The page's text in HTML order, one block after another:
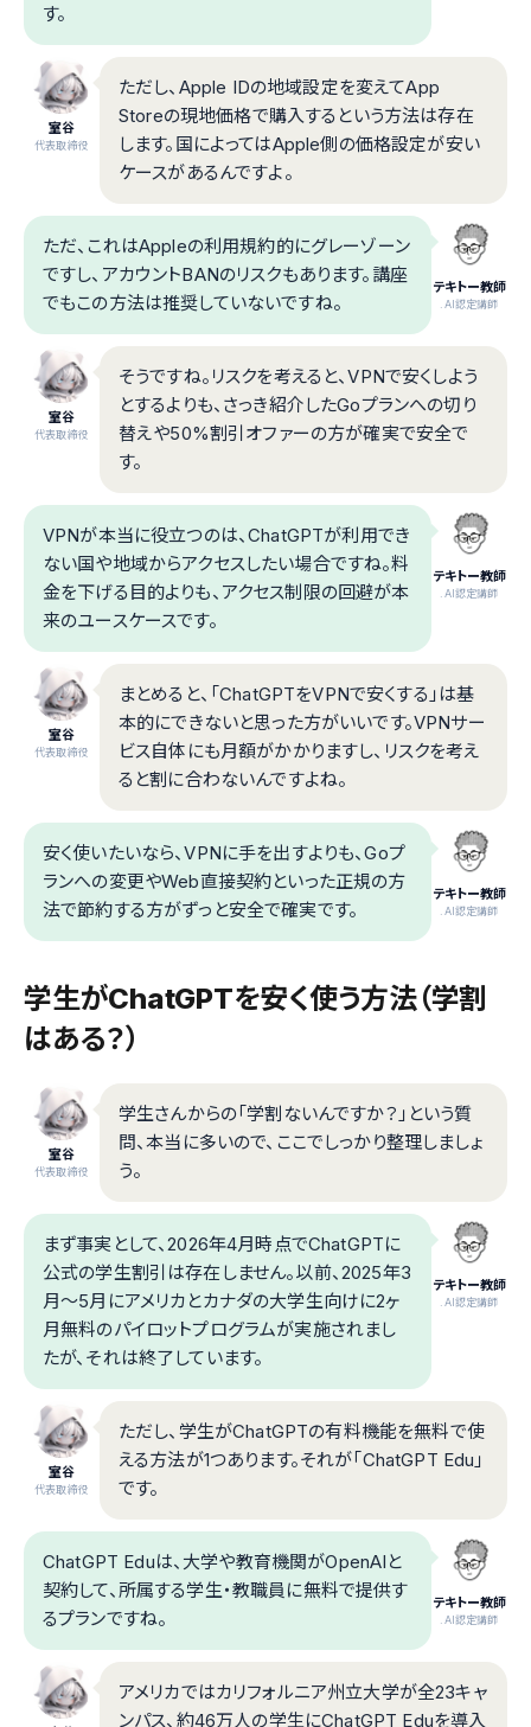
す。
室谷
代表取締役
ただし、Apple IDの地域設定を変えてApp
Storeの現地価格で購入するという方法は存在
します。国によってはApple側の価格設定が安い
ケースがあるんですよ。
テキトー教師
.AI認定講師
ただ、これはAppleの利用規約的にグレーゾーン
ですし、アカウントBANのリスクもあります。講座
でもこの方法は推奨していないですね。
室谷
代表取締役
そうですね。リスクを考えると、VPNで安くしよう
とするよりも、さっき紹介したGoプランへの切り
替えや50%割引オファーの方が確実で安全で
す。
テキトー教師
.AI認定講師
VPNが本当に役立つのは、ChatGPTが利用でき
ない国や地域からアクセスしたい場合ですね。料
金を下げる目的よりも、アクセス制限の回避が本
来のユースケースです。
室谷
代表取締役
まとめると、「ChatGPTをVPNで安くする」は基
本的にできないと思った方がいいです。VPNサー
ビス自体にも月額がかかりますし、リスクを考え
ると割に合わないんですよね。
テキトー教師
.AI認定講師
安く使いたいなら、VPNに手を出すよりも、Goプ
ランへの変更やWeb直接契約といった正規の方
法で節約する方がずっと安全で確実です。
学生がChatGPTを安く使う方法（学割
はある？）
室谷
代表取締役
学生さんからの「学割ないんですか？」という質
問、本当に多いので、ここでしっかり整理しましょ
う。
テキトー教師
.AI認定講師
まず事実として、2026年4月時点でChatGPTに
公式の学生割引は存在しません。以前、2025年3
月〜5月にアメリカとカナダの大学生向けに2ヶ
月無料のパイロットプログラムが実施されまし
たが、それは終了しています。
室谷
代表取締役
ただし、学生がChatGPTの有料機能を無料で使
える方法が1つあります。それが「ChatGPT Edu」
です。
テキトー教師
.AI認定講師
ChatGPT Eduは、大学や教育機関がOpenAIと
契約して、所属する学生・教職員に無料で提供す
るプランですね。
アメリカではカリフォルニア州立大学が全23キャ
ンパス、約46万人の学生にChatGPT Eduを導入